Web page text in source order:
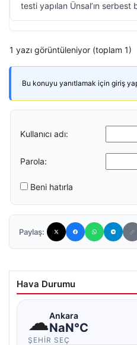
testi yapılan Ünsal’ın serbest
1 yazı görüntüleniyor (toplam 1)
Bu konuyu yanıtlamak için giriş
Kullanıcı adı:
Parola:
Beni hatırla
Paylaş:
Hava Durumu
☁Ankara
NaN°C
ŞEHIR SEÇ